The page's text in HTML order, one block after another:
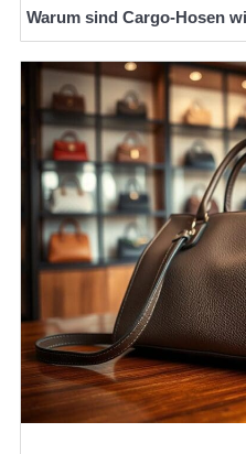
Warum sind Cargo-Hosen